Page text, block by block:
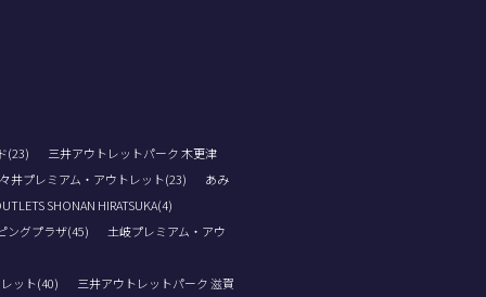
(23)
三井アウトレットパーク 木更津
井プレミアム・アウトレット(23)
あみ
SHONAN HIRATSUKA(4)
ングプラザ(45)
土岐プレミアム・アウ
ット(40) 三井アウトレットパーク 滋賀